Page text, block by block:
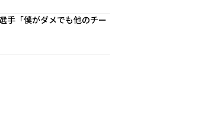
手「僕がダメでも他のチー